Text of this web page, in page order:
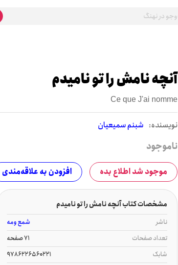
آنچه نامش را تو نامیدم
Ce que J'ai nomme
نويسنده: شبنم سمیعیان
ناموجود
موجود شد اطلاع بده افزودن به علاقه‌مندی
مشخصات کتاب آنچه نامش را تو نامیدم
ناشر
شمع ومه
تعداد صفحات
71 صفحه
شابک
9786226560221